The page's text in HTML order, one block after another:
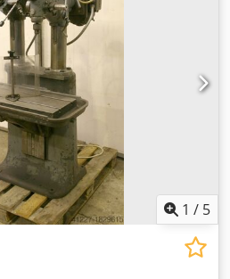
1 / 5